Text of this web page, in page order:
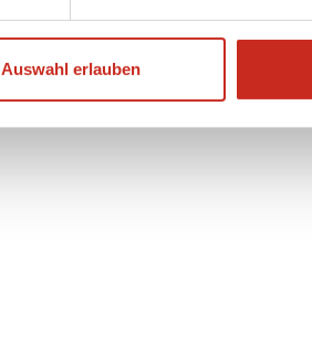
Auswahl erlauben